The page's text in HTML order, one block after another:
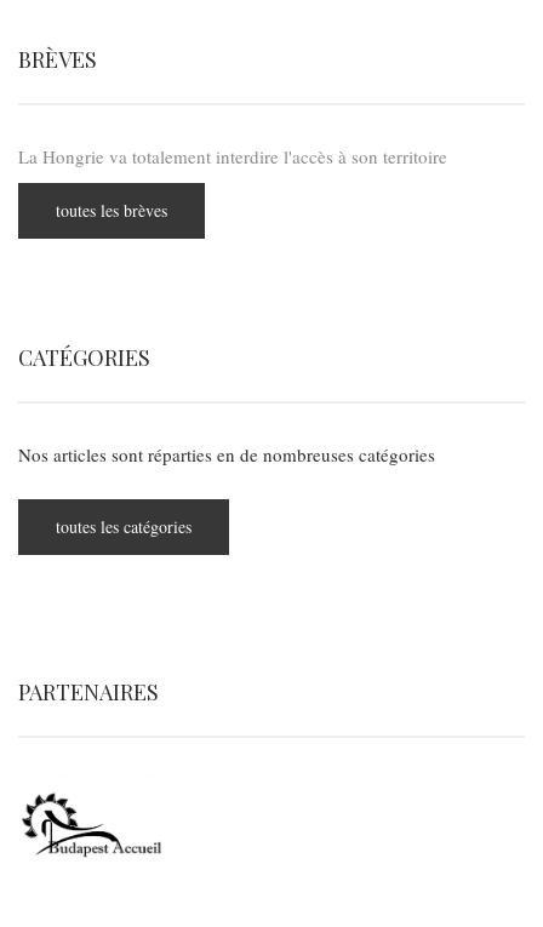
BRÈVES
La Hongrie va totalement interdire l'accès à son territoire
toutes les brèves
CATÉGORIES
Nos articles sont réparties en de nombreuses catégories
toutes les catégories
PARTENAIRES